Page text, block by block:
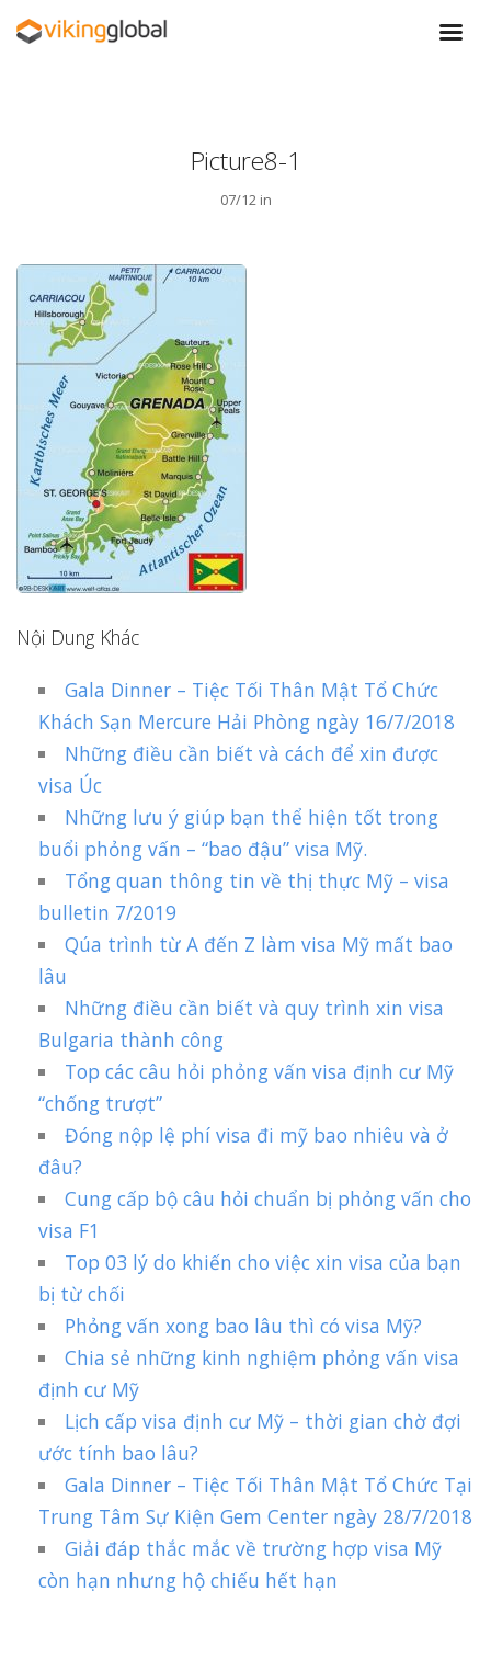
Picture8-1
07/12 in
Nội Dung Khác
Gala Dinner – Tiệc Tối Thân Mật Tổ Chức
Khách Sạn Mercure Hải Phòng ngày 16/7/2018
Những điều cần biết và cách để xin được
visa Úc
Những lưu ý giúp bạn thể hiện tốt trong
buổi phỏng vấn – “bao đậu” visa Mỹ.
Tổng quan thông tin về thị thực Mỹ – visa
bulletin 7/2019
Qúa trình từ A đến Z làm visa Mỹ mất bao
lâu
Những điều cần biết và quy trình xin visa
Bulgaria thành công
Top các câu hỏi phỏng vấn visa định cư Mỹ
“chống trượt”
Đóng nộp lệ phí visa đi mỹ bao nhiêu và ở
đâu?
Cung cấp bộ câu hỏi chuẩn bị phỏng vấn cho
visa F1
Top 03 lý do khiến cho việc xin visa của bạn
bị từ chối
Phỏng vấn xong bao lâu thì có visa Mỹ?
Chia sẻ những kinh nghiệm phỏng vấn visa
định cư Mỹ
Lịch cấp visa định cư Mỹ – thời gian chờ đợi
ước tính bao lâu?
Gala Dinner – Tiệc Tối Thân Mật Tổ Chức Tại
Trung Tâm Sự Kiện Gem Center ngày 28/7/2018
Giải đáp thắc mắc về trường hợp visa Mỹ
còn hạn nhưng hộ chiếu hết hạn